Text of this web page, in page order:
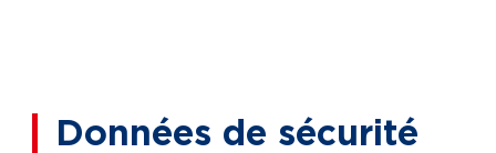
Données de sécurité